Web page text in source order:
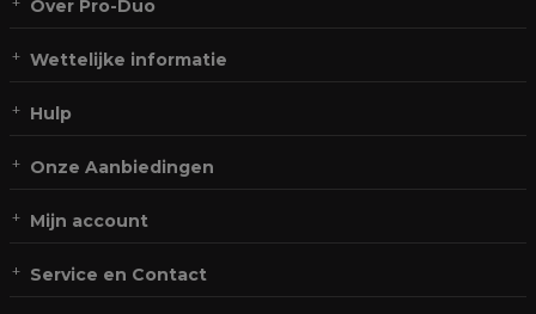
Over Pro-Duo
Wettelijke informatie
Hulp
Onze Aanbiedingen
Mijn account
Service en Contact